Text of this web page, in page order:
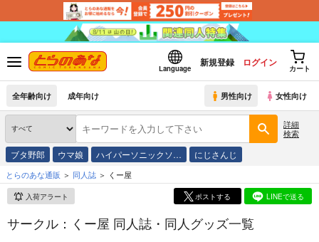
Language
新規登録 ログイン
カート
全年齢向け 成年向け 男性向け 女性向け
詳細
検索
ブタ野郎 ウマ娘 ハイパーソニックソ… にじさんじ
とらのあな通販 同人誌 くー屋
入荷アラート ポストする LINEで送る
サークル：くー屋 同人誌・同人グッズ一覧